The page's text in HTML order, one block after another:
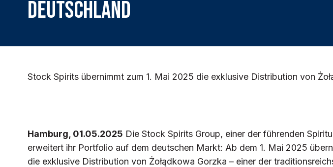
Deutschland
Stock Spirits übernimmt zum 1. Mai 2025 die exklusive Distribution von
Hamburg, 01.05.2025 Die Stock Spirits Group, einer der führenden
erweitert ihr Portfolio auf dem deutschen Markt: Ab dem 1. Mai 2025
die exklusive Distribution von Żołądkowa Gorzka – einer der